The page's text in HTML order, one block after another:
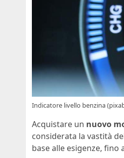
Indicatore livello benzina
Acquistare un nuovo
considerata la vastità
base alle esigenze,